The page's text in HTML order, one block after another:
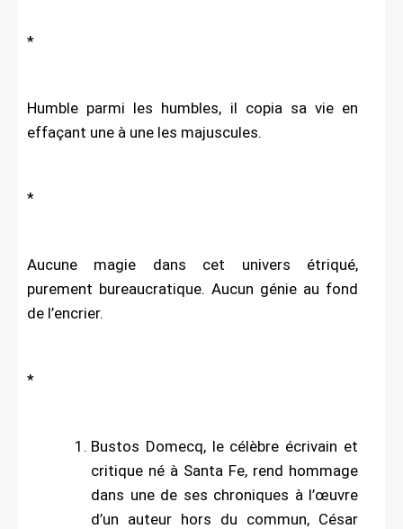
*
Humble parmi les humbles, il copia sa vie en
effaçant une à une les majuscules.
*
Aucune magie dans cet univers étriqué,
purement bureaucratique. Aucun génie au fond
de l’encrier.
*
Bustos Domecq, le célèbre écrivain et
critique né à Santa Fe, rend hommage
dans une de ses chroniques à l’œuvre
d’un auteur hors du commun, César